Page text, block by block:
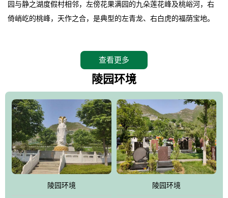
园与静之湖度假村相邻，左傍花果满园的九朵莲花峰及桃峪河，右
倚峭屹的桃峰，天作之合，是典型的左青龙、右白虎的福荫宝地。
师亲临园区指导，他认为“这里紧挨明十三陵，三面环山，坐北朝
南，地形极佳，地理位置得天独厚。”并感叹的说出了桃峰陵园是“人
生后花园，子孙福荫地”。
。
相传观音菩萨曾在九朵莲花峰上打坐品桃，并将桃核植于此谷，至
今这里的桃柿满园，故桃峰因此而得名。
。
桃峰园靠近京城，远离尘嚣，保持着相对原始的生态环境，飞鸟、
野兔、松鼠、山鸡随处可见，是人与自然和谐共处的佳境，是安息
逝者、感悟生命的圣地。
查看更多
陵园环境
陵园环境 陵园环境